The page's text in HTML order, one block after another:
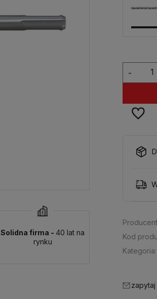
Solidna firma -40 lat na
rynku
-
Kod
Kategoria: